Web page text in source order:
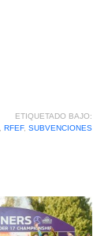
ETIQUETADO BAJO:
RFEF, SUBVENCIONES